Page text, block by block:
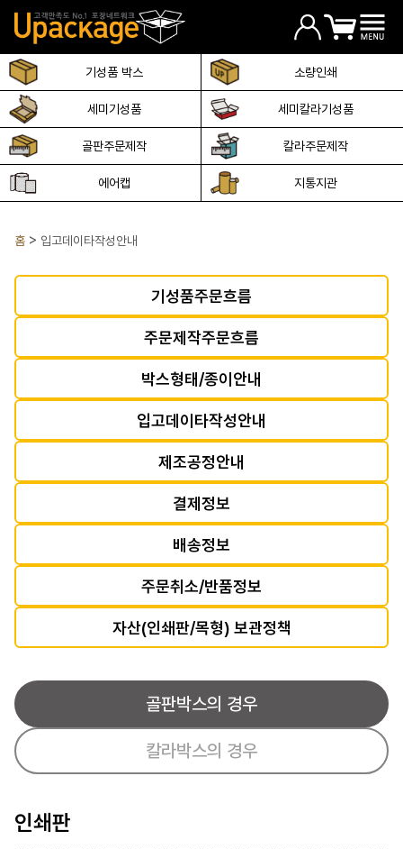
기성품 박스 소량인쇄
세미기성품 세미칼라기성품
골판주문제작 칼라주문제작
에어캡 지통지관
홈 입고데이타작성안내
기성품주문흐름
주문제작주문흐름
박스형태/종이안내
입고데이타작성안내
제조공정안내
결제정보
배송정보
주문취소/반품정보
자산(인쇄판/목형) 보관정책
골판박스의 경우
칼라박스의 경우
인쇄판